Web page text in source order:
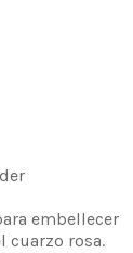
embellecer
cuarzo rosa.